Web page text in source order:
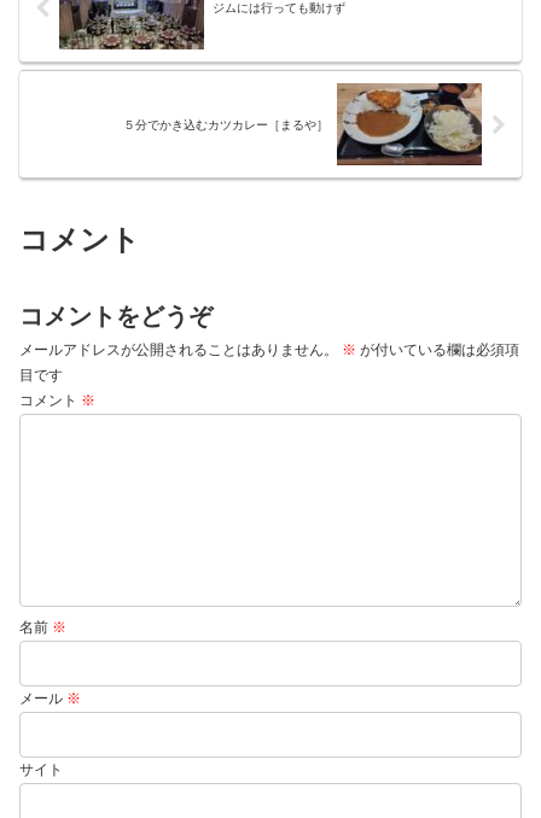
ジムには行っても動けず
５分でかき込むカツカレー［まるや］
コメント
コメントをどうぞ
メールアドレスが公開されることはありません。 ※ が付いている欄は必須項
目です
コメント ※
名前 ※
メール ※
サイト